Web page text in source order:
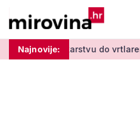
Najnovije:
do vrtlarenja i plesa: 'Da